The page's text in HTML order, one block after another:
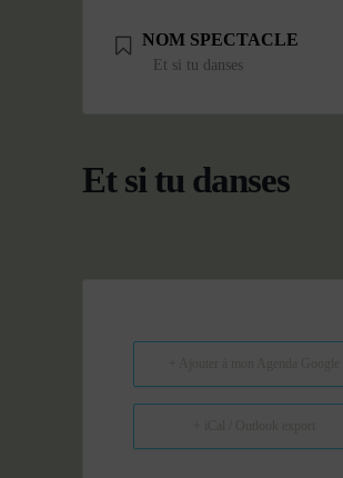
NOM SPECTACLE
Et si tu danses
Et si tu danses